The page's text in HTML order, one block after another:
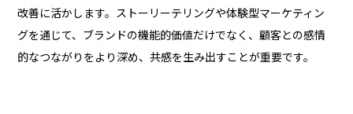
改善に活かします。ストーリーテリングや体験型マーケティン
グを通じて、ブランドの機能的価値だけでなく、顧客との感情
的なつながりをより深め、共感を生み出すことが重要です。